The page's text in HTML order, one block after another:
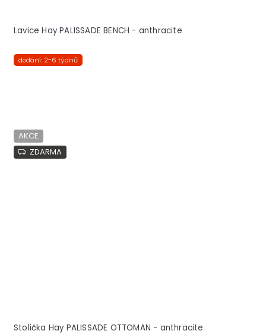
Lavice Hay PALISSADE BENCH - anthracite
dodání: 2-6 týdnů
AKCE
ZDARMA
Stolička Hay PALISSADE OTTOMAN - anthracite